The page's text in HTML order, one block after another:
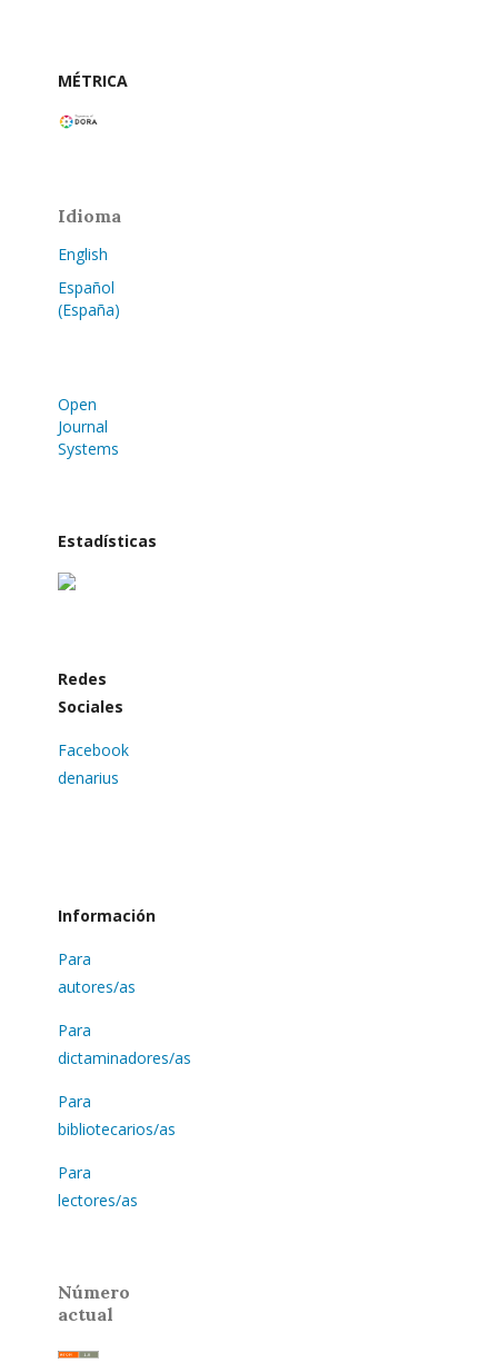
MÉTRICA
Idioma
English
Español
(España)
Open
Journal
Systems
Estadísticas
Redes
Sociales
Facebook
denarius
Información
Para
autores/as
Para
dictaminadores/as
Para
bibliotecarios/as
Para
lectores/as
Número
actual